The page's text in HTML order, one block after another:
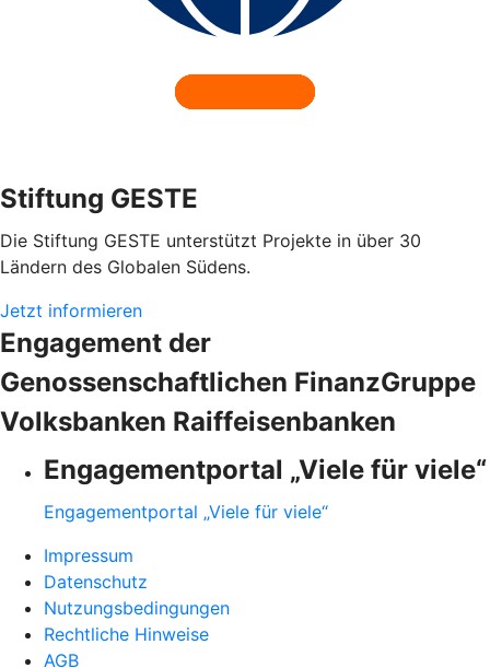
Stiftung GESTE
Die Stiftung GESTE unterstützt Projekte in über 30
Ländern des Globalen Südens.
Jetzt informieren
Engagement der
Genossenschaftlichen FinanzGruppe
Volksbanken Raiffeisenbanken
Engagementportal „Viele für viele“
Engagementportal „Viele für viele“
Impressum
Datenschutz
Nutzungsbedingungen
Rechtliche Hinweise
AGB